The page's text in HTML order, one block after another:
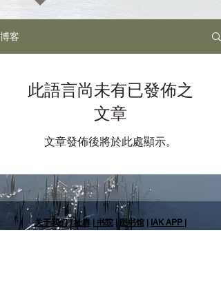
博客
此語言尚未有已發佈之
文章
文章發佈後將於此處顯示。
关于我们|社群 书院 | 图书馆 IAK APP